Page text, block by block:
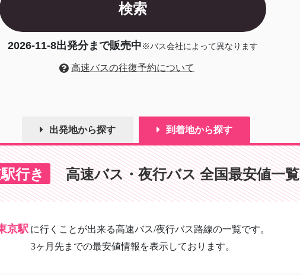
検索
2026-11-8出発分まで販売中※バス会社によって異なります
高速バスの往復予約について
出発地から探す 到着地から探す
行き 高速バス・夜行バス 全国最安値一覧
京駅 に行くことが出来る高速バス/夜行バス路線の一覧です。
3ヶ月先までの最安値情報を表示しております。